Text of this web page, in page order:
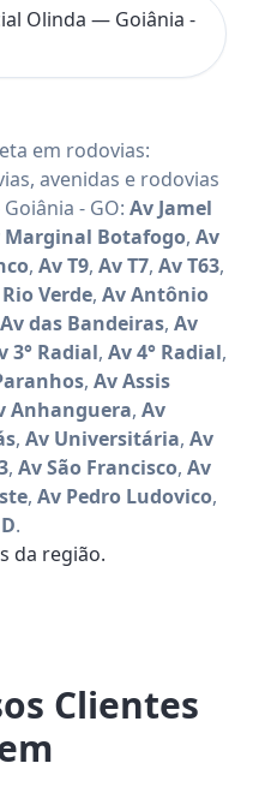
Olinda — Goiânia -
em rodovias:
avenidas e rodovias
- GO: Av Jamel
Marginal Botafogo, Av
, Av T9, Av T7, Av T63,
Verde, Av Antônio
Av das Bandeiras, Av
3° Radial, Av 4° Radial,
, Av Assis
Anhanguera, Av
, Av Universitária, Av
, Av São Francisco, Av
, Av Pedro Ludovico,
.
da região.
Clientes